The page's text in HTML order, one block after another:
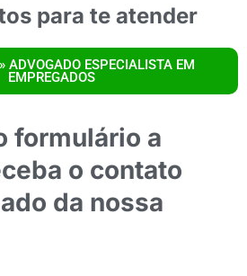
para te atender
ADVOGADO ESPECIALISTA EM
EMPREGADOS
formulário a
o contato
da nossa